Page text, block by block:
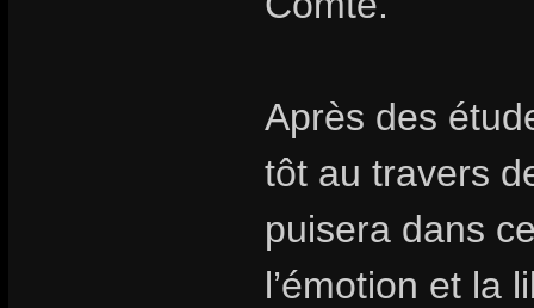
Après des
tôt au travers
puisera dans
l’émotion et la